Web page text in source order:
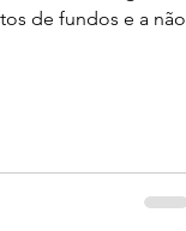
de fundos e a não